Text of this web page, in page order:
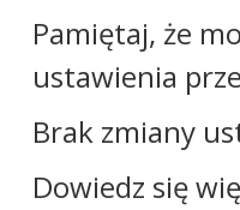
Pamiętaj, że
ustawienia
Brak zmiany
Dowiedz się